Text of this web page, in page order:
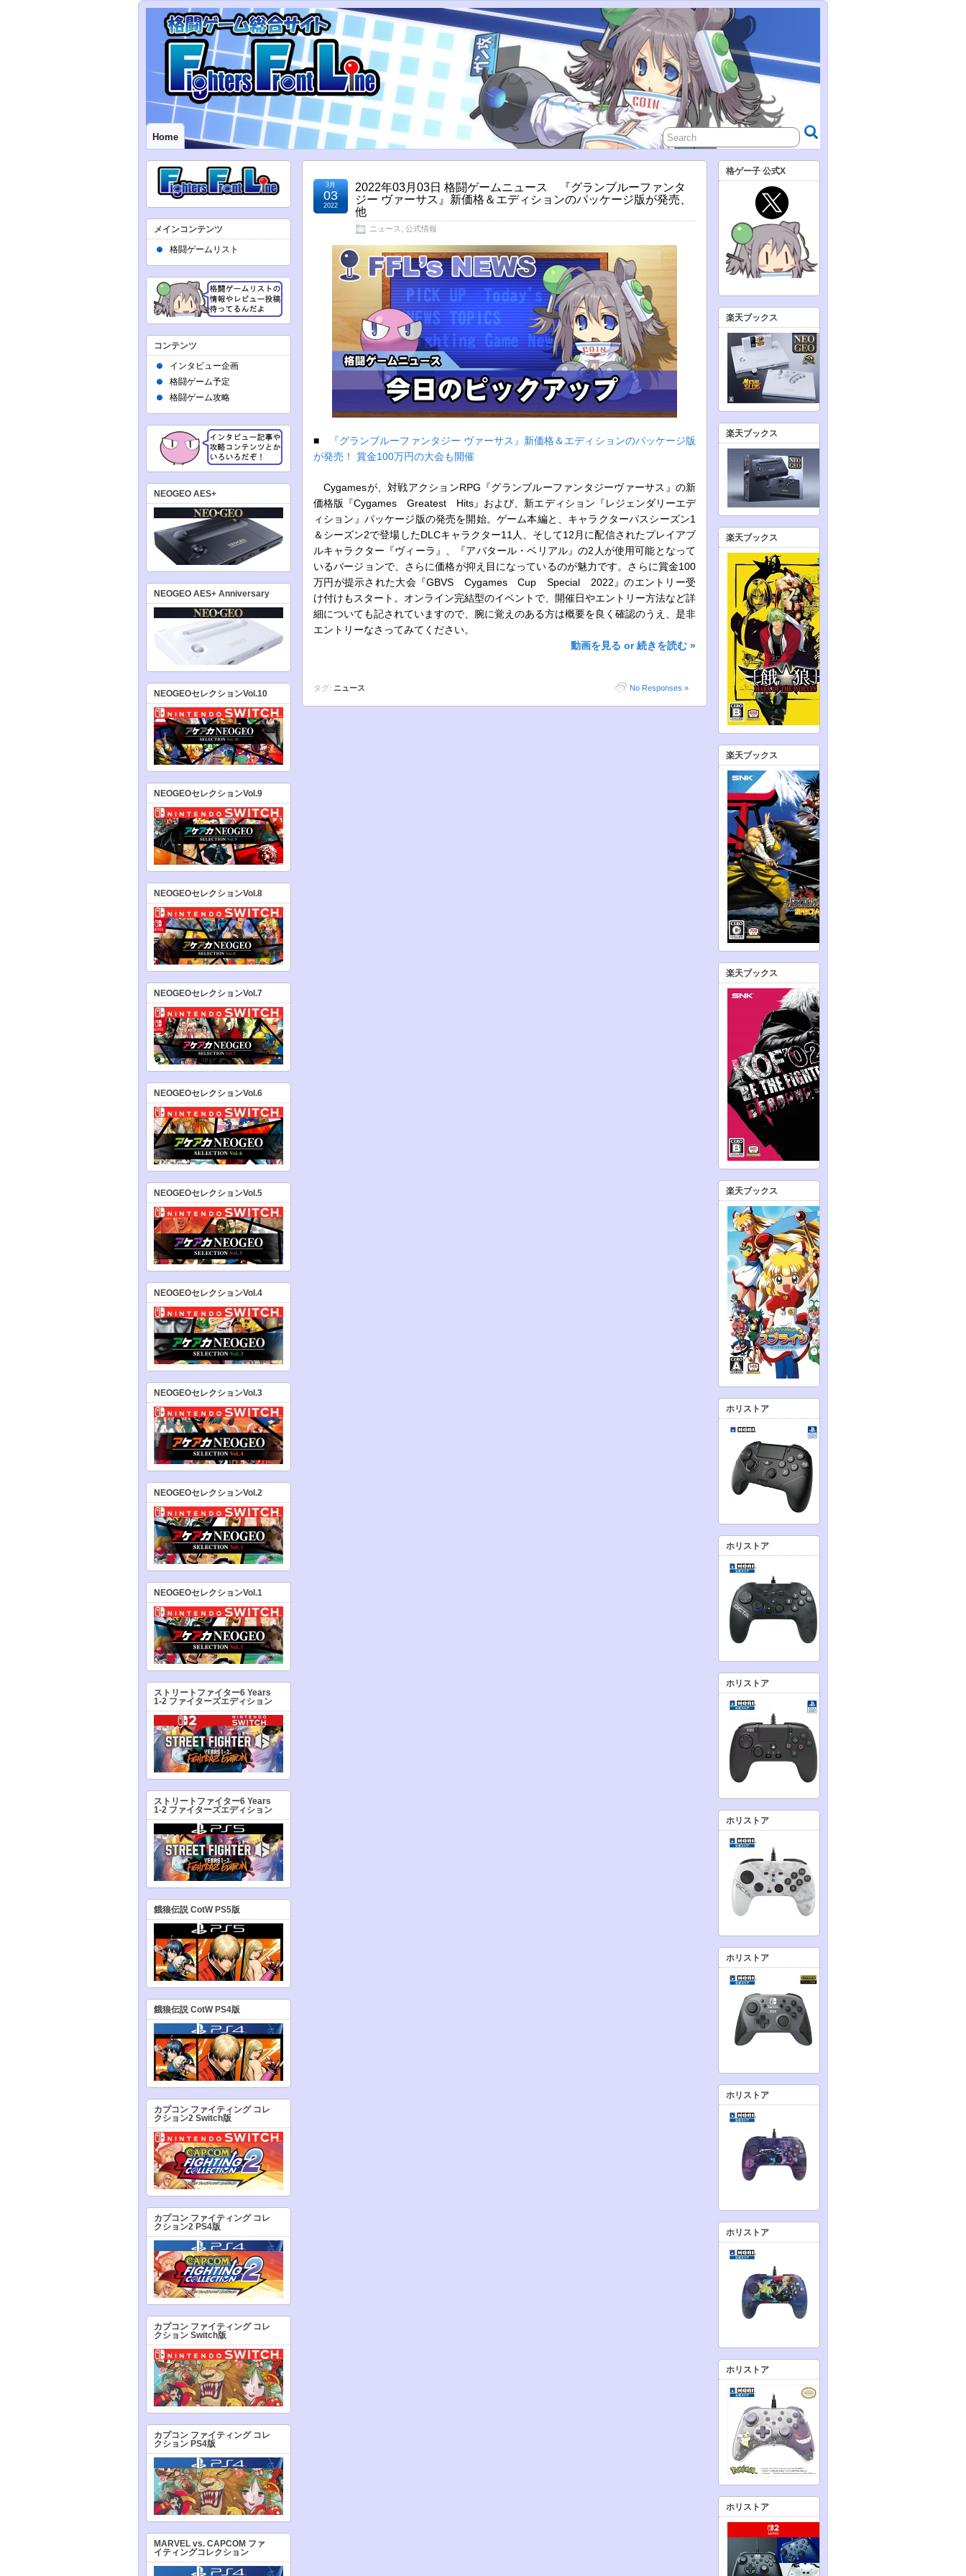
Home
2022年03月03日 格闘ゲームニュース 『グランブルーファンタ
ジー ヴァーサス』新価格＆エディションのパッケージ版が発売、
他
ニュース 公式情報
3月
03
2022
■
『グランブルーファンタジー ヴァーサス』新価格＆エディションのパッケージ版
が発売！ 賞金100万円の大会も開催
Cygamesが、対戦アクションRPG『グランブルーファンタジーヴァーサス』の新
価格版『Cygames Greatest Hits』および、新エディション『レジェンダリーエデ
ィション』パッケージ版の発売を開始。ゲーム本編と、キャラクターパスシーズン1
＆シーズン2で登場したDLCキャラクター11人、そして12月に配信されたプレイアブ
ルキャラクター『ヴィーラ』、『アバタール・ベリアル』の2人が使用可能となって
いるバージョンで、さらに価格が抑え目になっているのが魅力です。さらに賞金100
万円が提示された大会『GBVS Cygames Cup Special 2022』のエントリー受
け付けもスタート。オンライン完結型のイベントで、開催日やエントリー方法など詳
細についても記されていますので、腕に覚えのある方は概要を良く確認のうえ、是非
エントリーなさってみてください。
動画を見る or 続きを読む »
No Responses »
タグ: ニュース
メインコンテンツ
格闘ゲームリスト
コンテンツ
インタビュー企画
格闘ゲーム予定
格闘ゲーム攻略
NEOGEO AES+
NEOGEO AES+ Anniversary
NEOGEOセレクションVol.10
NEOGEOセレクションVol.9
NEOGEOセレクションVol.8
NEOGEOセレクションVol.7
NEOGEOセレクションVol.6
NEOGEOセレクションVol.5
NEOGEOセレクションVol.4
NEOGEOセレクションVol.3
NEOGEOセレクションVol.2
NEOGEOセレクションVol.1
ストリートファイター6 Years
1-2 ファイターズエディション
ストリートファイター6 Years
1-2 ファイターズエディション
餓狼伝説 CotW PS5版
餓狼伝説 CotW PS4版
カプコン ファイティング コレ
クション2 Switch版
カプコン ファイティング コレ
クション2 PS4版
カプコン ファイティング コレ
クション Switch版
カプコン ファイティング コレ
クション PS4版
MARVEL vs. CAPCOM ファ
イティングコレクション
格ゲー子 公式X
楽天ブックス
楽天ブックス
楽天ブックス
楽天ブックス
楽天ブックス
楽天ブックス
ホリストア
ホリストア
ホリストア
ホリストア
ホリストア
ホリストア
ホリストア
ホリストア
ホリストア